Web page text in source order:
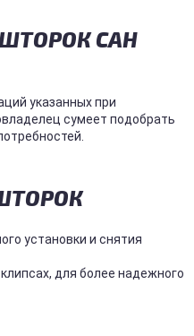
САН
указанных при
сумеет подобрать
установки и снятия
для более надежного